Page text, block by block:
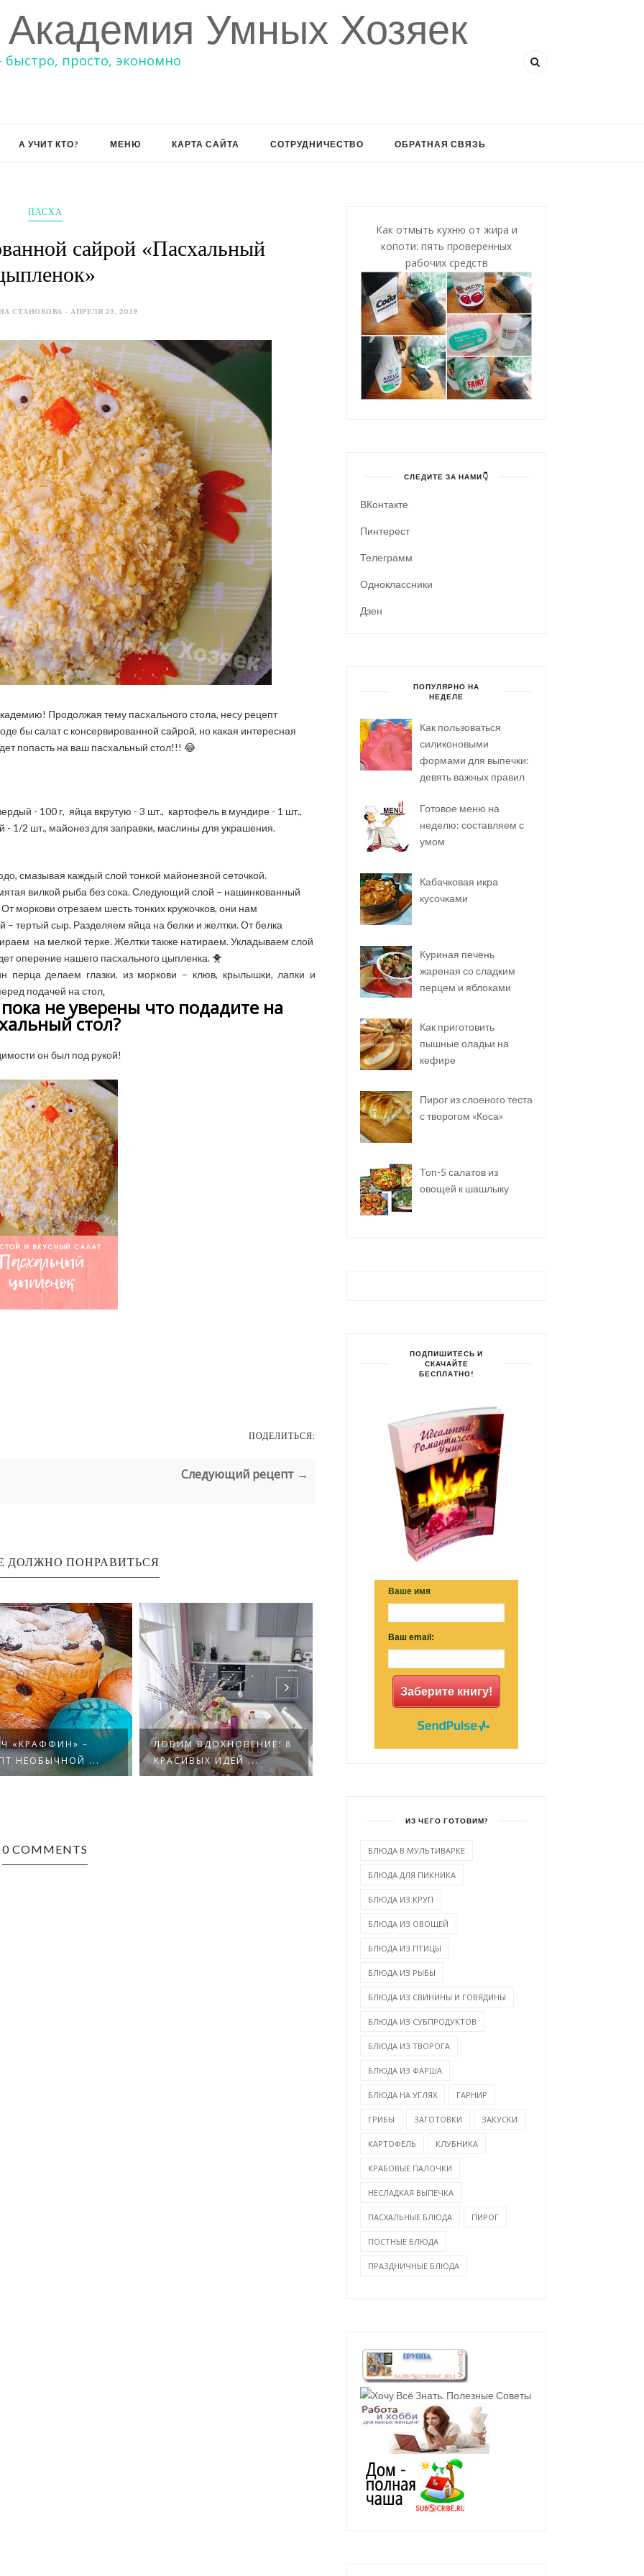
Академия Умных Хозяек
быстро, просто, экономно
А УЧИТ КТО? МЕНЮ КАРТА САЙТА СОТРУДНИЧЕСТВО ОБРАТНАЯ СВЯЗЬ
ПАСХА
сайрой «Пасхальный
СТАНОВОВА - АПРЕЛЯ 23, 2019
Продолжая тему пасхального стола, несу рецепт
бы салат с консервированной сайрой, но какая интересная
попасть на ваш пасхальный стол!!! 😂
- 100 г, яйца вкрутую - 3 шт., картофель в мундире - 1 шт.,
- 1/2 шт., майонез для заправки, маслины для украшения.
смазывая каждый слой тонкой майонезной сеточкой.
вилкой рыба без сока. Следующий слой – нашинкованный
моркови отрезаем шесть тонких кружочков, они нам
тертый сыр. Разделяем яйца на белки и желтки. От белка
на мелкой терке. Желтки также натираем. Укладываем слой
оперение нашего пасхального цыпленка. 🐥
перца делаем глазки, из моркови – клюв, крылышки, лапки и
подачей на стол.
не уверены что подадите на
стол?
он был под рукой!
ПОДЕЛИТЬСЯ:
Следующий рецепт →
ДОЛЖНО ПОНРАВИТЬСЯ
«КРАФФИН» –
НЕОБЫЧНОЙ ...
ЛОВИМ ВДОХНОВЕНИЕ: 8
КРАСИВЫХ ИДЕЙ ...
0 COMMENTS
Как отмыть кухню от жира и
копоти: пять проверенных
рабочих средств
СЛЕДИТЕ ЗА НАМИ👇
ВКонтакте
Пинтерест
Телеграмм
Одноклассники
Дзен
ПОПУЛЯРНО НА
НЕДЕЛЕ
Как пользоваться
силиконовыми
формами для выпечки:
девять важных правил
Готовое меню на
неделю: составляем с
умом
Кабачковая икра
кусочками
Куриная печень
жареная со сладким
перцем и яблоками
Как приготовить
пышные оладьи на
кефире
Пирог из слоеного теста
с творогом «Коса»
Топ-5 салатов из
овощей к шашлыку
ПОДПИШИТЕСЬ И
СКАЧАЙТЕ
БЕСПЛАТНО!
Ваше имя
Ваш email:
Заберите книгу!
ИЗ ЧЕГО ГОТОВИМ?
БЛЮДА В МУЛЬТИВАРКЕ
БЛЮДА ДЛЯ ПИКНИКА
БЛЮДА ИЗ КРУП
БЛЮДА ИЗ ОВОЩЕЙ
БЛЮДА ИЗ ПТИЦЫ
БЛЮДА ИЗ РЫБЫ
БЛЮДА ИЗ СВИНИНЫ И ГОВЯДИНЫ
БЛЮДА ИЗ СУБПРОДУКТОВ
БЛЮДА ИЗ ТВОРОГА
БЛЮДА ИЗ ФАРША
БЛЮДА НА УГЛЯХ ГАРНИР
ГРИБЫ ЗАГОТОВКИ ЗАКУСКИ
КАРТОФЕЛЬ КЛУБНИКА
КРАБОВЫЕ ПАЛОЧКИ
НЕСЛАДКАЯ ВЫПЕЧКА
ПАСХАЛЬНЫЕ БЛЮДА ПИРОГ
ПОСТНЫЕ БЛЮДА
ПРАЗДНИЧНЫЕ БЛЮДА